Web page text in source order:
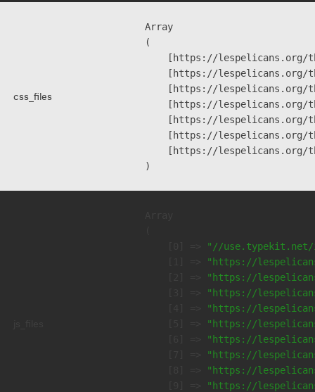
css_files
Array
(
[https://
[https://
[https://
[https://
[https://
[https://
[https://
"//
"https://
"https://
"https://
"https://
"https://
"https://
"https://
"https://
"https://